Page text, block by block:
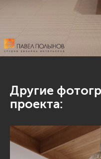
Другие
проекта: